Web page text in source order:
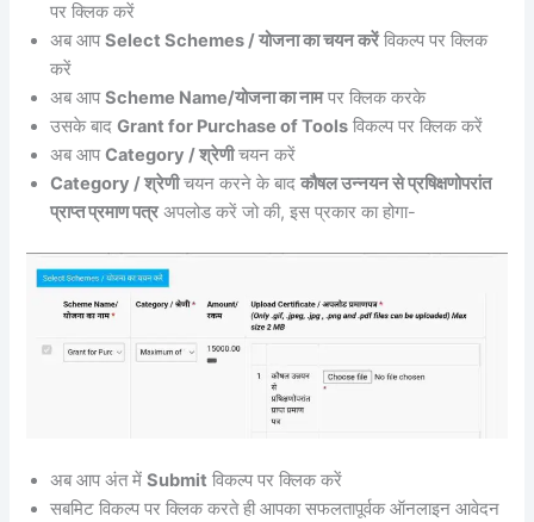
पर क्लिक करें
अब आपSelect Schemes / योजना का चयन करेंविकल्प पर क्लिक
करें
अब आपScheme Name/योजना का नामपर क्लिक करके
उसके बादGrant for Purchase of Tools विकल्प पर क्लिक करें
अब आपCategory / श्रेणीचयन करें
Category / श्रेणीचयन करने के बादकौषल उन्नयन से प्रषिक्षणोपरांत
प्राप्त प्रमाण पत्रअपलोड करें जो की, इस प्रकार का होगा-
अब आप अंत मेंSubmit विकल्प पर क्लिक करें
सबमिट विकल्प पर क्लिक करते ही आपका सफलतापूर्वक ऑनलाइन आवेदन